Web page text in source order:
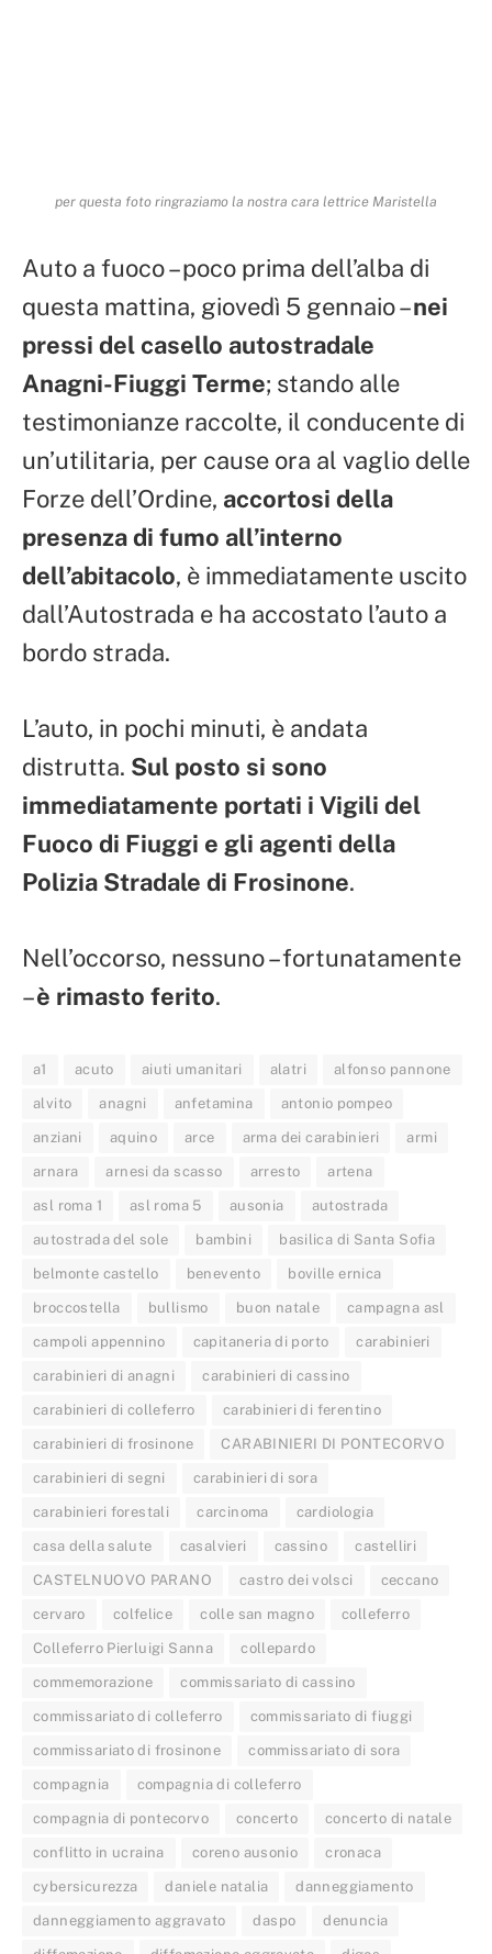
per questa foto ringraziamo la nostra cara lettrice Maristella
Auto a fuoco – poco prima dell’alba di
questa mattina, giovedì 5 gennaio –nei
pressi del casello autostradale
Anagni-Fiuggi Terme; stando alle
testimonianze raccolte, il conducente di
un’utilitaria, per cause ora al vaglio delle
Forze dell’Ordine, accortosi della
presenza di fumo all’interno
dell’abitacolo, è immediatamente uscito
dall’Autostrada e ha accostato l’auto a
bordo strada.
L’auto, in pochi minuti, è andata
distrutta. Sul posto si sono
immediatamente portati i Vigili del
Fuoco di Fiuggi e gli agenti della
Polizia Stradale di Frosinone.
Nell’occorso, nessuno – fortunatamente
–è rimasto ferito.
a1 acuto aiuti umanitari alatri alfonso pannone
alvito anagni anfetamina antonio pompeo
anziani aquino arce arma dei carabinieri armi
arnara arnesi da scasso arresto artena
asl roma 1 asl roma 5 ausonia autostrada
autostrada del sole bambini basilica di Santa Sofia
belmonte castello benevento boville ernica
broccostella bullismo buon natale campagna asl
campoli appennino capitaneria di porto carabinieri
carabinieri di anagni carabinieri di cassino
carabinieri di colleferro carabinieri di ferentino
carabinieri di frosinone CARABINIERI DI PONTECORVO
carabinieri di segni carabinieri di sora
carabinieri forestali carcinoma cardiologia
casa della salute casalvieri cassino castelliri
CASTELNUOVO PARANO castro dei volsci ceccano
cervaro colfelice colle san magno colleferro
Colleferro Pierluigi Sanna collepardo
commemorazione commissariato di cassino
commissariato di colleferro commissariato di fiuggi
commissariato di frosinone commissariato di sora
compagnia compagnia di colleferro
compagnia di pontecorvo concerto concerto di natale
conflitto in ucraina coreno ausonio cronaca
cybersicurezza daniele natalia danneggiamento
danneggiamento aggravato daspo denuncia